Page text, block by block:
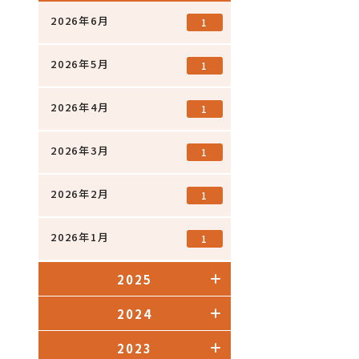
2026年6月 1
2026年5月 1
2026年4月 1
2026年3月 1
2026年2月 1
2026年1月 1
2025
2024
2023